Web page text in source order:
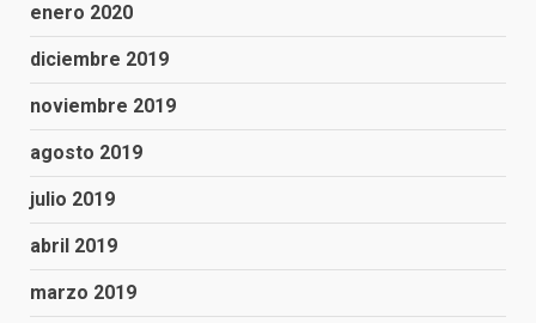
enero 2020
diciembre 2019
noviembre 2019
agosto 2019
julio 2019
abril 2019
marzo 2019